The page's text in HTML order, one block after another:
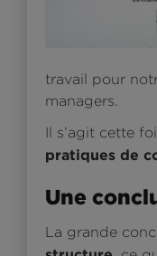
travail pour
managers.
Il s’agit cette
pratiques de
Une
La grande